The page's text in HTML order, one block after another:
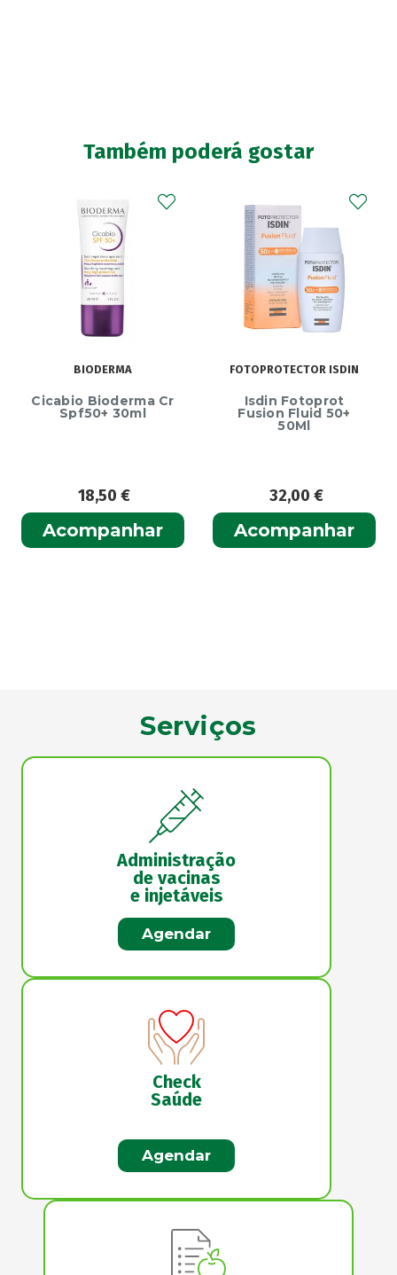
Também poderá gostar
BIODERMA
Cicabio Bioderma Cr
Spf50+ 30ml
18,50€
Acompanhar
FOTOPROTECTOR ISDIN
Isdin Fotoprot
Fusion Fluid 50+
50Ml
32,00€
Acompanhar
Serviços
Administração
de vacinas
e injetáveis
Agendar
Check
Saúde
Agendar